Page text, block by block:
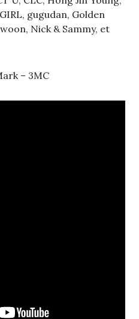
gugudan, Golden
Nick & Sammy, et
– 3MC